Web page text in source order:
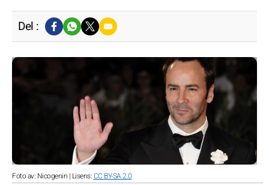
Del :
Foto av: Nicogenin | Lisens:CC BY-SA 2.0